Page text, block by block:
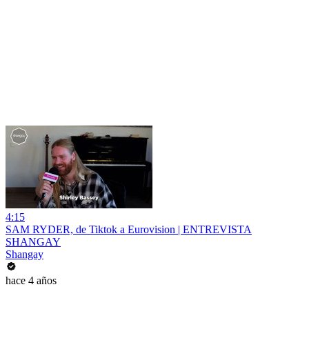
4:15
SAM RYDER, de Tiktok a Eurovision | ENTREVISTA
SHANGAY
Shangay
hace 4 años